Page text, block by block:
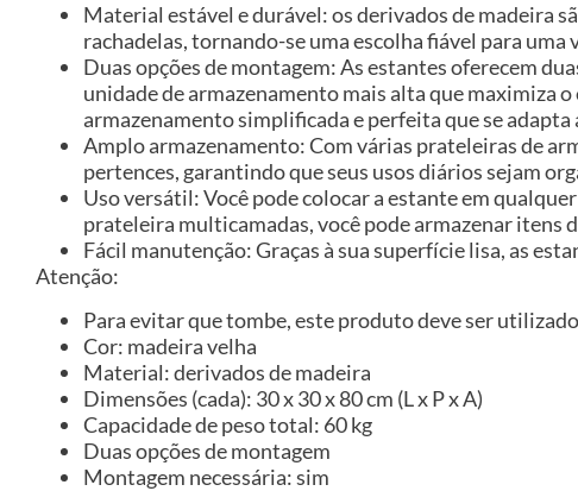
Material estável e durável: os derivados de madeira
rachadelas, tornando-se uma escolha fiável para uma
Duas opções de montagem: As estantes oferecem
unidade de armazenamento mais alta que maximiza
armazenamento simplificada e perfeita que se adapta
Amplo armazenamento: Com várias prateleiras de
pertences, garantindo que seus usos diários sejam
Uso versátil: Você pode colocar a estante em
prateleira multicamadas, você pode armazenar itens
Fácil manutenção: Graças à sua superfície lisa, as
Atenção:
Para evitar que tombe, este produto deve ser
Cor: madeira velha
Material: derivados de madeira
Dimensões (cada): 30 x 30 x 80 cm (L x P x A)
Capacidade de peso total: 60 kg
Duas opções de montagem
Montagem necessária: sim